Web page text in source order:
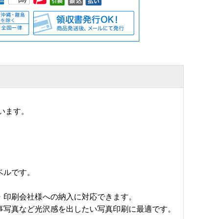
す。
です。
刷会社様への納入に対応できます。
真など光沢感を出したい写真印刷に最適です。